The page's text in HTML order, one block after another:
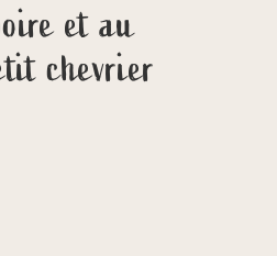
et au
chevrier